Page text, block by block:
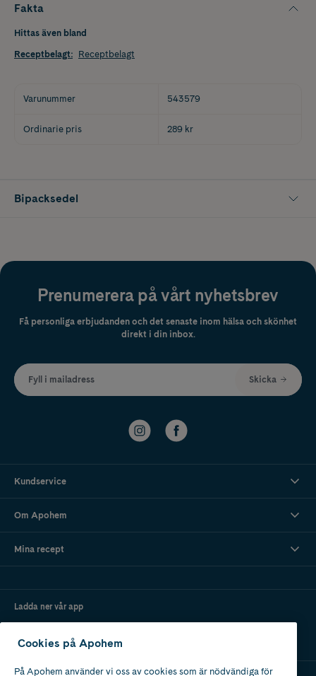
Fakta
Hittas även bland
Receptbelagt: Receptbelagt
Varunummer 543579
Ordinarie pris 289 kr
Bipacksedel
Prenumerera på vårt nyhetsbrev
Få personliga erbjudanden och det senaste inom hälsa och skönhet
direkt i din inbox.
Fyll i mailadress Skicka
Kundservice
Om Apohem
Mina recept
Ladda ner vår app
Cookies på Apohem
På Apohem använder vi oss av cookies som är nödvändiga för